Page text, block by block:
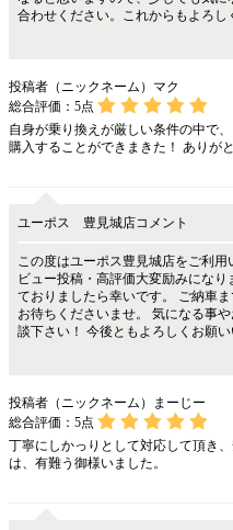
合わせください。これからもよろし
投稿者（ニックネーム）マク
総合評価： 5点
自身が乗り換えが厳しい条件の中で
購入することができまきた！ ありが
ユーポス 豊見城店コメント
この度はユーポス豊見城店をご利
ビュー投稿・高評価大変励みにな
ておりましたら幸いです。 ご納車
お待ちくださいませ。 気になる事
談下さい！ 今後ともよろしくお願い
投稿者（ニックネーム）まーじー
総合評価： 5点
丁寧にしかっりとして対応して頂き
は、有難う御様いました。